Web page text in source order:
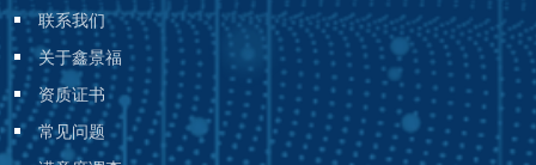
联系我们
关于鑫景福
资质证书
常见问题